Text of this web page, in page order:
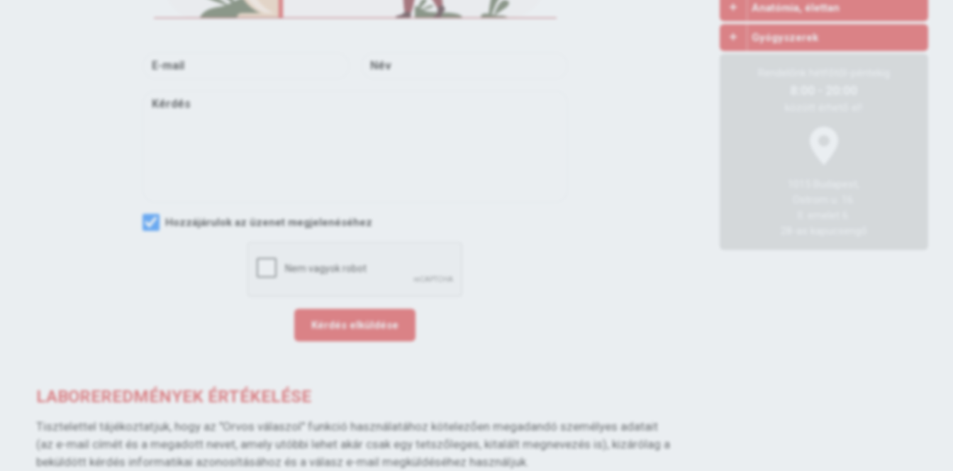
Hozzájárulok az üzenet megjelenéséhez
Kérdés elküldése
LABOREREDMÉNYEK ÉRTÉKELÉSE
Tisztelettel tájékoztatjuk, hogy az "Orvos válaszol" funkció használatához kötelezően megadandó személyes adatait
(az e-mail címét és a megadott nevet, amely utóbbi lehet akár csak egy tetszőleges, kitalált megnevezés is), kizárólag a
beküldött kérdés informatikai azonosításához és a válasz e-mail megküldéséhez használjuk.
Anatómia, élettan
Gyógyszerek